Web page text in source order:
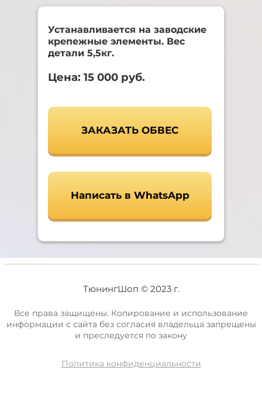
Устанавливается на заводские
крепежные элементы. Вес
детали 5,5кг.
Цена: 15 000 руб.
ЗАКАЗАТЬ ОБВЕС
Написать в WhatsApp
ТюнингШоп © 2023 г.
Все права защищены. Копирование и использование
информации с сайта без согласия владельца запрещены
и преследуется по закону
Политика конфиденциальности